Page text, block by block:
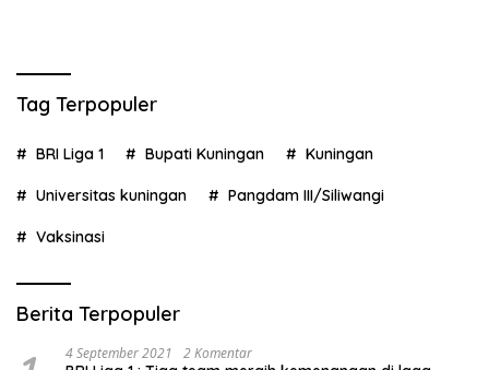
Tag Terpopuler
BRI Liga 1 Bupati Kuningan Kuningan
Universitas kuningan Pangdam III/Siliwangi
Vaksinasi
Berita Terpopuler
4 September 2021 2 Komentar